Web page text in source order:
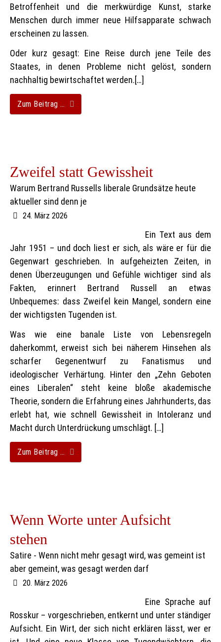
Betroffenheit und die merkwürdige Kunst, starke
Menschen durch immer neue Hilfsapparate schwach
erscheinen zu lassen.
Oder kurz gesagt: Eine Reise durch jene Teile des
Staates, in denen Probleme nicht gelöst, sondern
nachhaltig bewirtschaftet werden.[…]
Zum Beitrag …
Zweifel statt Gewissheit
Warum Bertrand Russells liberale Grundsätze heute
aktueller sind denn je
24. März 2026
Ein Text aus dem
Jahr 1951 – und doch liest er sich, als wäre er für die
Gegenwart geschrieben. In aufgeheizten Zeiten, in
denen Überzeugungen und Gefühle wichtiger sind als
Fakten, erinnert Bertrand Russell an etwas
Unbequemes: dass Zweifel kein Mangel, sondern eine
der wichtigsten Tugenden ist.
Was wie eine banale Liste von Lebensregeln
daherkommt, erweist sich bei näherem Hinsehen als
scharfer Gegenentwurf zu Fanatismus und
ideologischer Verhärtung. Hinter den „Zehn Geboten
eines Liberalen“ steht keine bloße akademische
Theorie, sondern die Erfahrung eines Jahrhunderts, das
erlebt hat, wie schnell Gewissheit in Intoleranz und
Macht durch Unterdrückung umschlägt. […]
Zum Beitrag …
Wenn Worte unter Aufsicht
stehen
Satire - Wenn nicht mehr gesagt wird, was gemeint ist
aber gemeint, was gesagt werden darf
20. März 2026
Eine Sprache auf
Rosskur – vorgeschrieben, entkernt und unter ständiger
Aufsicht. Ein Wirt, der sich nicht erklären lässt, wer er